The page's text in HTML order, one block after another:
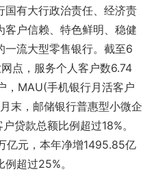
国有大行政治责任、经济责
户信赖、特色鲜明、稳健
一流大型零售银行。截至6
点，服务个人客户数6.74
，MAU(手机银行月活客户
末，邮储银行普惠型小微企
贷款总额比例超过18%。
亿元，本年净增1495.85亿
超过25%。